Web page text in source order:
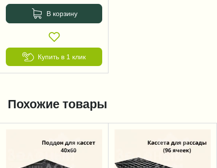
В корзину
Купить в 1 клик
Похожие товары